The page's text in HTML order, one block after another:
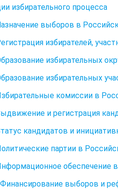
избирательного процесса
выборов в
избирателей,
избирательных
избирательных
комиссии в
и регистрация
кандидатов и
партии в
обеспечение
выборов и